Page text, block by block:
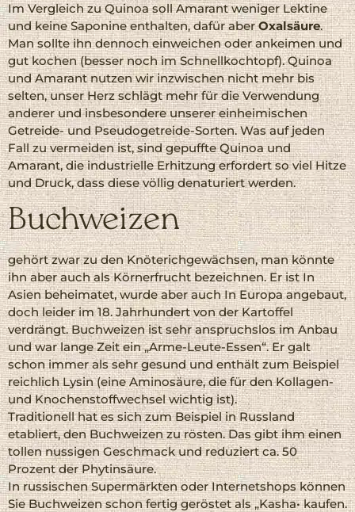
Im Vergleich zu Quinoa soll Amarant weniger Lektine
und keine Saponine enthalten, dafür aberOxalsäure.
Man sollte ihn dennoch einweichen oder ankeimen und
gut kochen (besser noch im Schnellkochtopf). Quinoa
und Amarant nutzen wir inzwischen nicht mehr bis
selten, unser Herz schlägt mehr für die Verwendung
anderer und insbesondere unserer einheimischen
Getreide- und Pseudogetreide-Sorten. Was auf jeden
Fall zu vermeiden ist, sind gepuffte Quinoa und
Amarant, die industrielle Erhitzung erfordert so viel Hitze
und Druck, dass diese völlig denaturiert werden.
Buchweizen
gehört zwar zu den Knöterichgewächsen, man könnte
ihn aber auch als Körnerfrucht bezeichnen. Er ist In
Asien beheimatet, wurde aber auch In Europa angebaut,
doch leider im 18. Jahrhundert von der Kartoffel
verdrängt. Buchweizen ist sehr anspruchslos im Anbau
und war lange Zeit ein „Arme-Leute-Essen“. Er galt
schon immer als sehr gesund und enthält zum Beispiel
reichlich Lysin (eine Aminosäure, die für den Kollagen-
und Knochenstoffwechsel wichtig ist).
Traditionell hat es sich zum Beispiel in Russland
etabliert, den Buchweizen zu rösten. Das gibt ihm einen
tollen nussigen Geschmack und reduziert ca. 50
Prozent der Phytinsäure.
In russischen Supermärkten oder Internetshops können
Sie Buchweizen schon fertig geröstet als „Kasha• kaufen.